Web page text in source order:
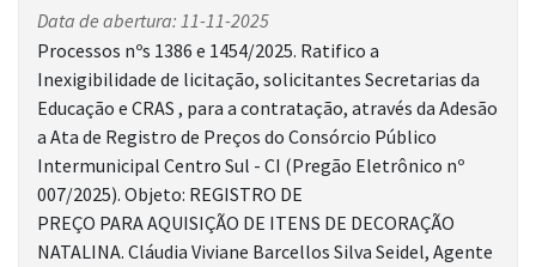
Data de abertura: 11-11-2025
Processos nºs 1386 e 1454/2025. Ratifico a
Inexigibilidade de licitação, solicitantes Secretarias da
Educação e CRAS , para a contratação, através da Adesão
a Ata de Registro de Preços do Consórcio Público
Intermunicipal Centro Sul - CI (Pregão Eletrônico nº
007/2025). Objeto: REGISTRO DE
PREÇO PARA AQUISIÇÃO DE ITENS DE DECORAÇÃO
NATALINA. Cláudia Viviane Barcellos Silva Seidel, Agente